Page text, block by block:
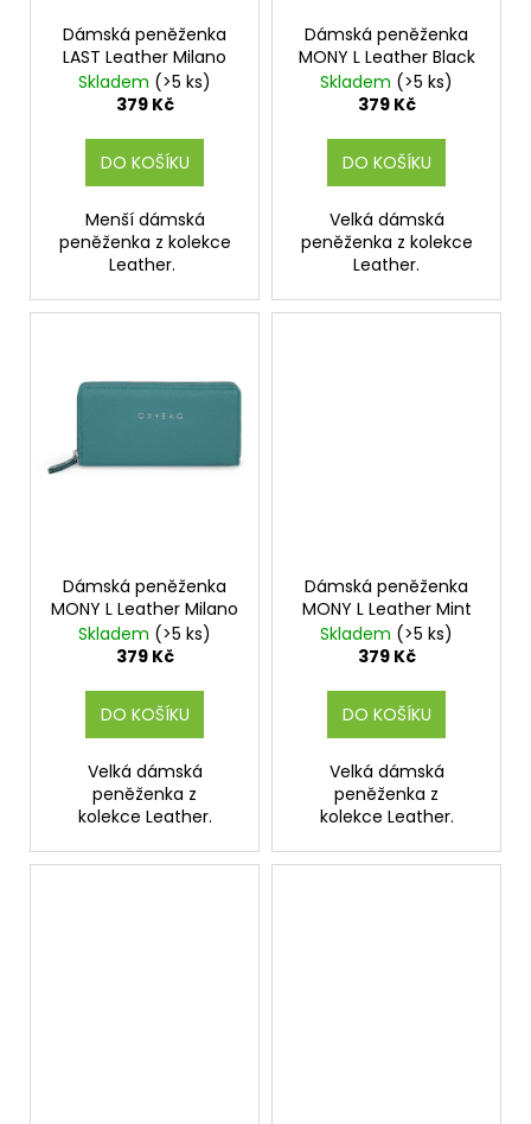
Dámská peněženka
LAST Leather Milano
Skladem (>5 ks)
379 Kč
DO KOŠÍKU
Menší dámská
peněženka z kolekce
Leather.
Dámská peněženka
MONY L Leather Black
Skladem (>5 ks)
379 Kč
DO KOŠÍKU
Velká dámská
peněženka z kolekce
Leather.
Dámská peněženka
MONY L Leather Milano
Skladem (>5 ks)
379 Kč
DO KOŠÍKU
Velká dámská
peněženka z
kolekce Leather.
Dámská peněženka
MONY L Leather Mint
Skladem (>5 ks)
379 Kč
DO KOŠÍKU
Velká dámská
peněženka z
kolekce Leather.